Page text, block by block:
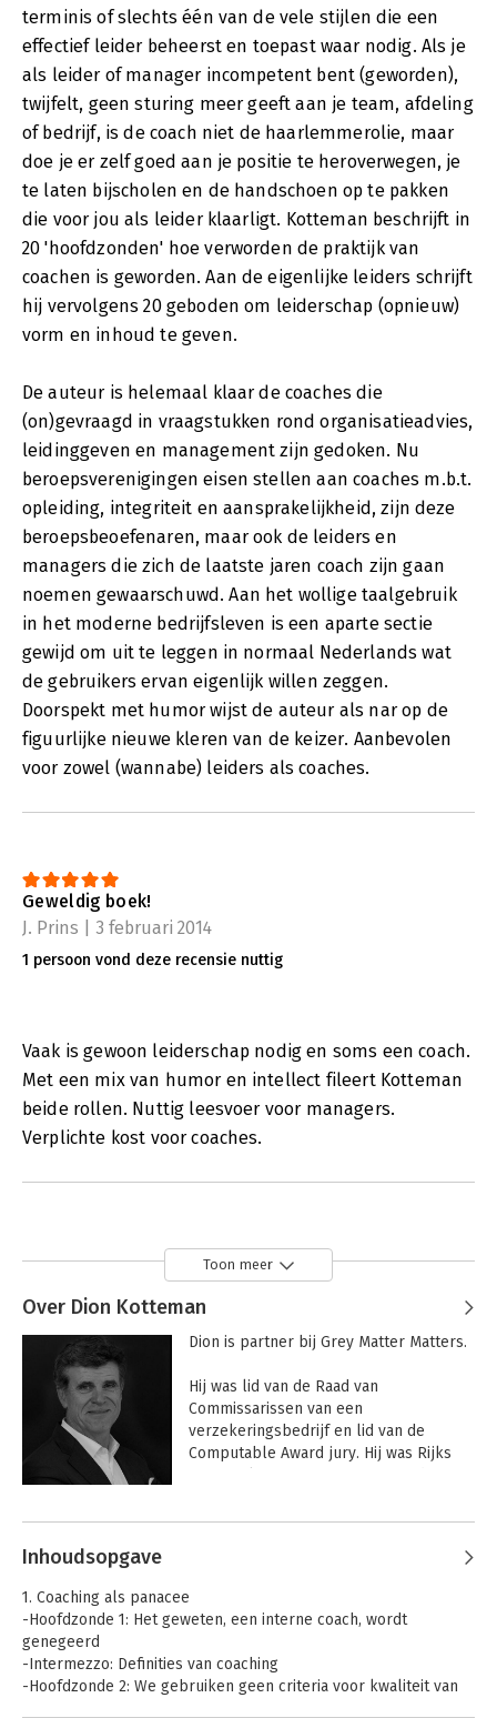
terminis of slechts één van de vele stijlen die een
effectief leider beheerst en toepast waar nodig. Als je
als leider of manager incompetent bent (geworden),
twijfelt, geen sturing meer geeft aan je team, afdeling
of bedrijf, is de coach niet de haarlemmerolie, maar
doe je er zelf goed aan je positie te heroverwegen, je
te laten bijscholen en de handschoen op te pakken
die voor jou als leider klaarligt. Kotteman beschrijft in
20 'hoofdzonden' hoe verworden de praktijk van
coachen is geworden. Aan de eigenlijke leiders schrijft
hij vervolgens 20 geboden om leiderschap (opnieuw)
vorm en inhoud te geven.
De auteur is helemaal klaar de coaches die
(on)gevraagd in vraagstukken rond organisatieadvies,
leidinggeven en management zijn gedoken. Nu
beroepsverenigingen eisen stellen aan coaches m.b.t.
opleiding, integriteit en aansprakelijkheid, zijn deze
beroepsbeoefenaren, maar ook de leiders en
managers die zich de laatste jaren coach zijn gaan
noemen gewaarschuwd. Aan het wollige taalgebruik
in het moderne bedrijfsleven is een aparte sectie
gewijd om uit te leggen in normaal Nederlands wat
de gebruikers ervan eigenlijk willen zeggen.
Doorspekt met humor wijst de auteur als nar op de
figuurlijke nieuwe kleren van de keizer. Aanbevolen
voor zowel (wannabe) leiders als coaches.
Geweldig boek!
J. Prins | 3 februari 2014
1 persoon vond deze recensie nuttig
Vaak is gewoon leiderschap nodig en soms een coach.
Met een mix van humor en intellect fileert Kotteman
beide rollen. Nuttig leesvoer voor managers.
Verplichte kost voor coaches.
Toon meer
Over Dion Kotteman
Dion is partner bij Grey Matter Matters.
Hij was lid van de Raad van
Commissarissen van een
verzekeringsbedrijf en lid van de
Computable Award jury. Hij was Rijks
Nyenrode Business universiteit en
Andere boeken door Dion Kotteman
Inhoudsopgave
1. Coaching als panacee
-Hoofdzonde 1: Het geweten, een interne coach, wordt
genegeerd
-Intermezzo: Definities van coaching
-Hoofdzonde 2: We gebruiken geen criteria voor kwaliteit van